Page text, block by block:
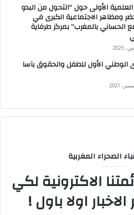
العلمية الأولى حول “التحول من البدو
ومظاهر الاجتماعية الكبرى في
الحساني بالمغرب” بمركز طرفاية
الوطني الأول للطفل والحقوق بآسا
الصحراء المغربية
الاكترونية لكي
اولا باول !